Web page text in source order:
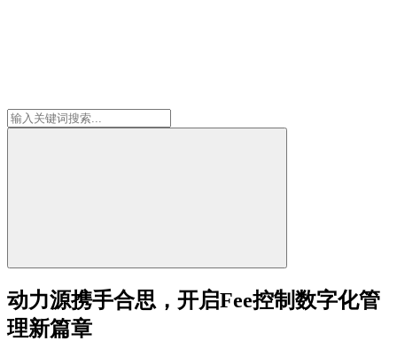
动力源携手合思，开启Fee控制数字化管
理新篇章